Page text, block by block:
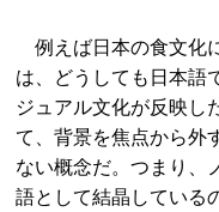
例えば日本の食文化
は、どうしても日本語
ジュアル文化が反映し
て、背景を焦点から外
ない概念だ。つまり、
語として結晶している